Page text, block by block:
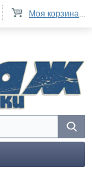
Моя корзина...